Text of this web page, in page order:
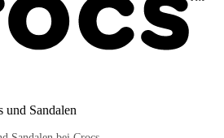
und Sandalen